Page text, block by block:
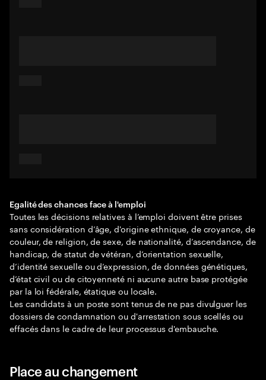
Egalité des chances face à l'emploi
Toutes les décisions relatives à l’emploi doivent être prises
sans considération d’âge, d'origine ethnique, de croyance, de
couleur, de religion, de sexe, de nationalité, d’ascendance, de
handicap, de statut de vétéran, d’orientation sexuelle,
d’identité sexuelle ou d’expression, de données génétiques,
d’état civil ou de citoyenneté ni aucune autre base protégée
par la loi fédérale, étatique ou locale.
Les candidats à un poste sont tenus de ne pas divulguer les
dossiers de condamnation ou d'arrestation sous scellés ou
effacés dans le cadre de leur processus d'embauche.
Place au changement